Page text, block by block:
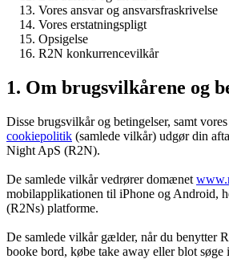
Vores ansvar og ansvarsfraskrivelse
Vores erstatningspligt
Opsigelse
R2N konkurrencevilkår
1. Om brugsvilkårene og
Disse brugsvilkår og betingelser, samt vores
cookiepolitik (samlede vilkår) udgør din
Night ApS (R2N).
De samlede vilkår vedrører domænet
mobilapplikationen til iPhone og Android,
(R2Ns) platforme.
De samlede vilkår gælder, når du benytter
booke bord, købe take away eller blot søge